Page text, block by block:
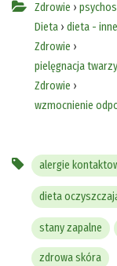
Zdrowie ›
Dieta › dieta - inne
Zdrowie ›
pielęgnacja
Zdrowie ›
wzmocnienie
alergie
dieta
stany zapalne
zdrowa skóra